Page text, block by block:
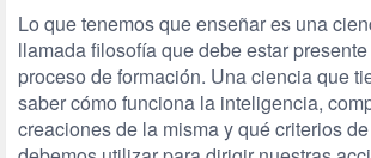
Lo que tenemos que enseñar es una
llamada filosofía que debe estar
proceso de formación. Una ciencia que
saber cómo funciona la inteligencia,
creaciones de la misma y qué criterios